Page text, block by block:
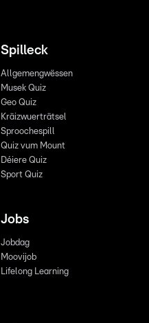
Spilleck
Allgemengwëssen
Musek Quiz
Geo Quiz
Kräizwuerträtsel
Sproochespill
Quiz vum Mount
Déiere Quiz
Sport Quiz
Jobs
Jobdag
Moovijob
Lifelong Learning